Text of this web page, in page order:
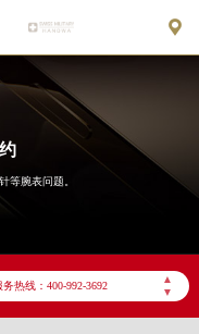

等腕表问题。
▲
▼
热线：400-992-3692
地址：
成都市锦江区人民东路6号SAC东原中心写字楼24层2406B室（需提前预约）